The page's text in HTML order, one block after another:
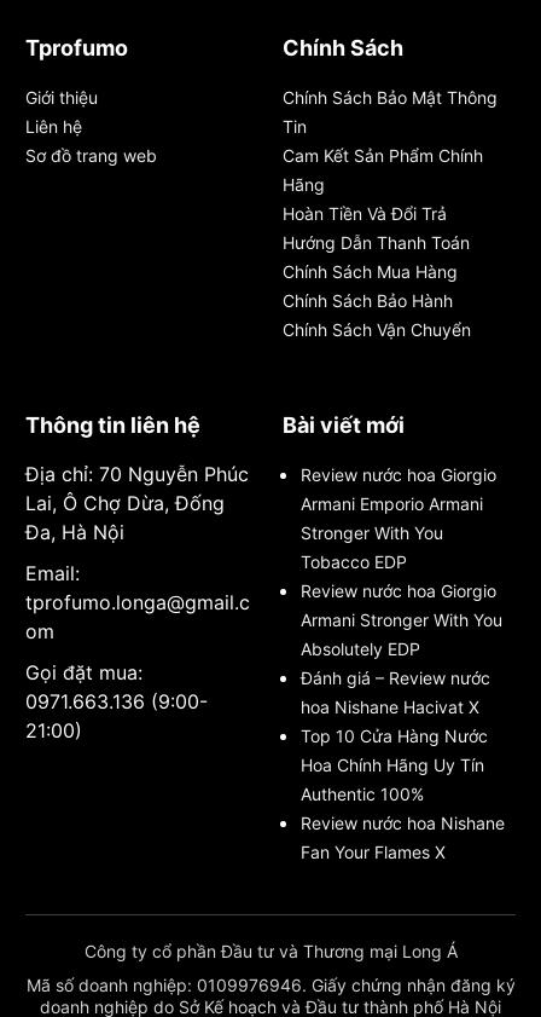
Tprofumo
Giới thiệu
Liên hệ
Sơ đồ trang web
Chính Sách
Chính Sách Bảo Mật Thông
Tin
Cam Kết Sản Phẩm Chính
Hãng
Hoàn Tiền Và Đổi Trả
Hướng Dẫn Thanh Toán
Chính Sách Mua Hàng
Chính Sách Bảo Hành
Chính Sách Vận Chuyển
Thông tin liên hệ
Địa chỉ: 70 Nguyễn Phúc
Lai, Ô Chợ Dừa, Đống
Đa, Hà Nội
Email:
tprofumo.longa@gmail.c
om
Gọi đặt mua:
0971.663.136 (9:00-
21:00)
Bài viết mới
Review nước hoa Giorgio
Armani Emporio Armani
Stronger With You
Tobacco EDP
Review nước hoa Giorgio
Armani Stronger With You
Absolutely EDP
Đánh giá – Review nước
hoa Nishane Hacivat X
Top 10 Cửa Hàng Nước
Hoa Chính Hãng Uy Tín
Authentic 100%
Review nước hoa Nishane
Fan Your Flames X
Công ty cổ phần Đầu tư và Thương mại Long Á
Mã số doanh nghiệp: 0109976946. Giấy chứng nhận đăng ký
doanh nghiệp do Sở Kế hoạch và Đầu tư thành phố Hà Nội